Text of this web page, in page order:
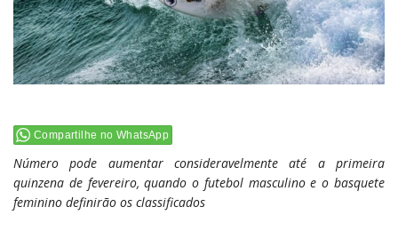
Compartilhe no WhatsApp
Número pode aumentar consideravelmente até a primeira
quinzena de fevereiro, quando o futebol masculino e o basquete
feminino definirão os classificados